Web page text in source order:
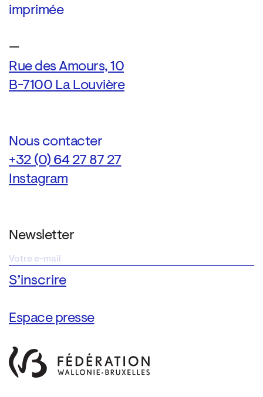
imprimée
—
Rue des Amours, 10
B-7100 La Louvière
Nous contacter
+32 (0) 64 27 87 27
Instagram
Newsletter
Espace presse